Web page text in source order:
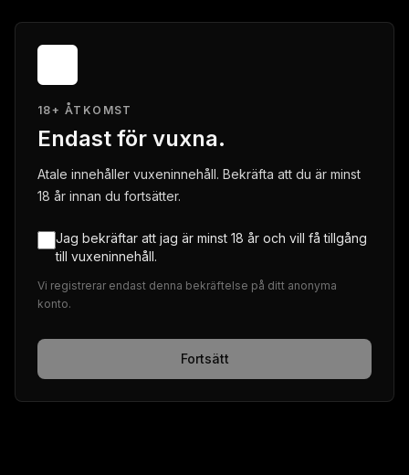
18+ ÅTKOMST
Endast för vuxna.
Atale innehåller vuxeninnehåll. Bekräfta att du är minst
18 år innan du fortsätter.
Jag bekräftar att jag är minst 18 år och vill få tillgång
till vuxeninnehåll.
Vi registrerar endast denna bekräftelse på ditt anonyma
konto.
Fortsätt